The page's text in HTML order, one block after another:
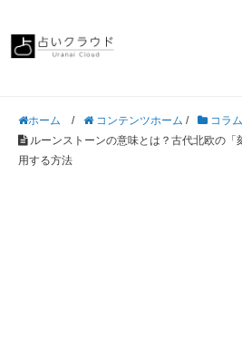
ホーム / コンテンツホーム / コラム
ルーンストーンの意味とは？古代北欧の
用する方法